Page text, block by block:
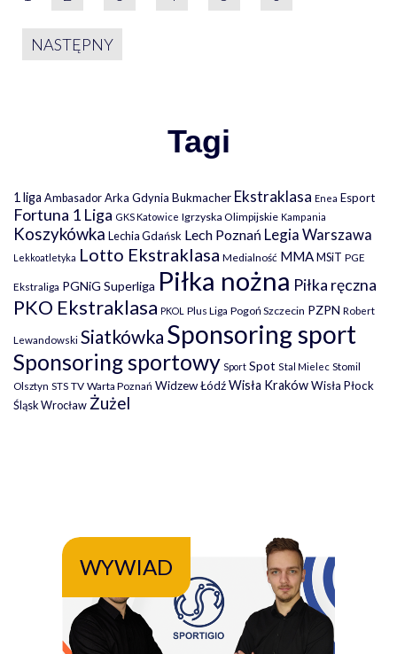
NASTĘPNY
Tagi
1 liga Ambasador Arka Gdynia Bukmacher Ekstraklasa Enea Esport
Fortuna 1 Liga GKS Katowice Igrzyska Olimpijskie Kampania
Koszykówka Lechia Gdańsk Lech Poznań Legia Warszawa
Lekkoatletyka Lotto Ekstraklasa Medialność MMAMSiT PGE
Ekstraliga PGNiG Superliga Piłka nożna Piłka ręczna
PKO Ekstraklasa PKOL Plus Liga Pogoń Szczecin PZPN Robert
Lewandowski Siatkówka Sponsoring sport
Sponsoring sportowy Sport Spot Stal Mielec Stomil
Olsztyn STS TV Warta Poznań Widzew ŁódźWisła KrakówWisła Płock
Śląsk Wrocław Żużel
WYWIAD